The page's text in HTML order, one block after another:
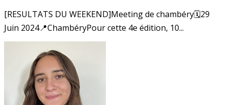
[RESULTATS DU WEEKEND]Meeting de chambéry🗓️29
Juin 2024📍ChambéryPour cette 4e édition, 10...